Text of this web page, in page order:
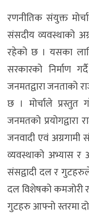
रणनीतिक संयुक्त
संसदीय व्यवस्थाको
रहेको छ । यसका
सरकारको निर्माण
जनमतद्वारा जनताको
छ । मोर्चाले
जनमतको प्रयोगद्वारा
जनवादी एवं अग्रगामी
व्यवस्थाको अभ्यास
संसद्वादी दल र
दल विशेषको कमजोरी
गुटहरु आफ्नो स्तरमा